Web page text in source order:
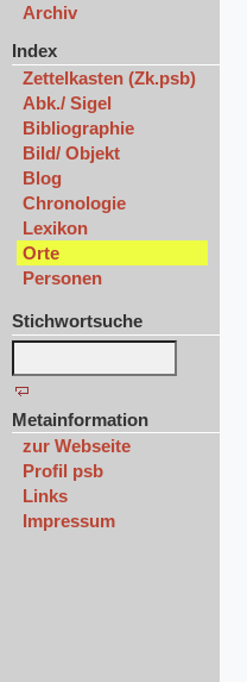
Archiv
Index
Zettelkasten (Zk.psb)
Abk./ Sigel
Bibliographie
Bild/ Objekt
Blog
Chronologie
Lexikon
Orte
Personen
Stichwortsuche
Metainformation
zur Webseite
Profil psb
Links
Impressum